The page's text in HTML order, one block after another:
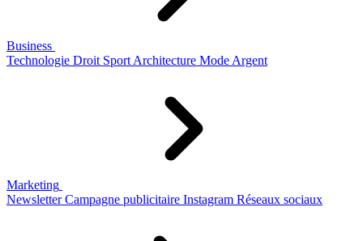
Business
Technologie Droit Sport Architecture Mode Argent
Marketing
Newsletter Campagne publicitaire Instagram Réseaux sociaux